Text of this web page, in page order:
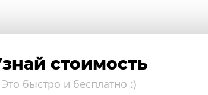
стоимость
Это быстро и бесплатно :)